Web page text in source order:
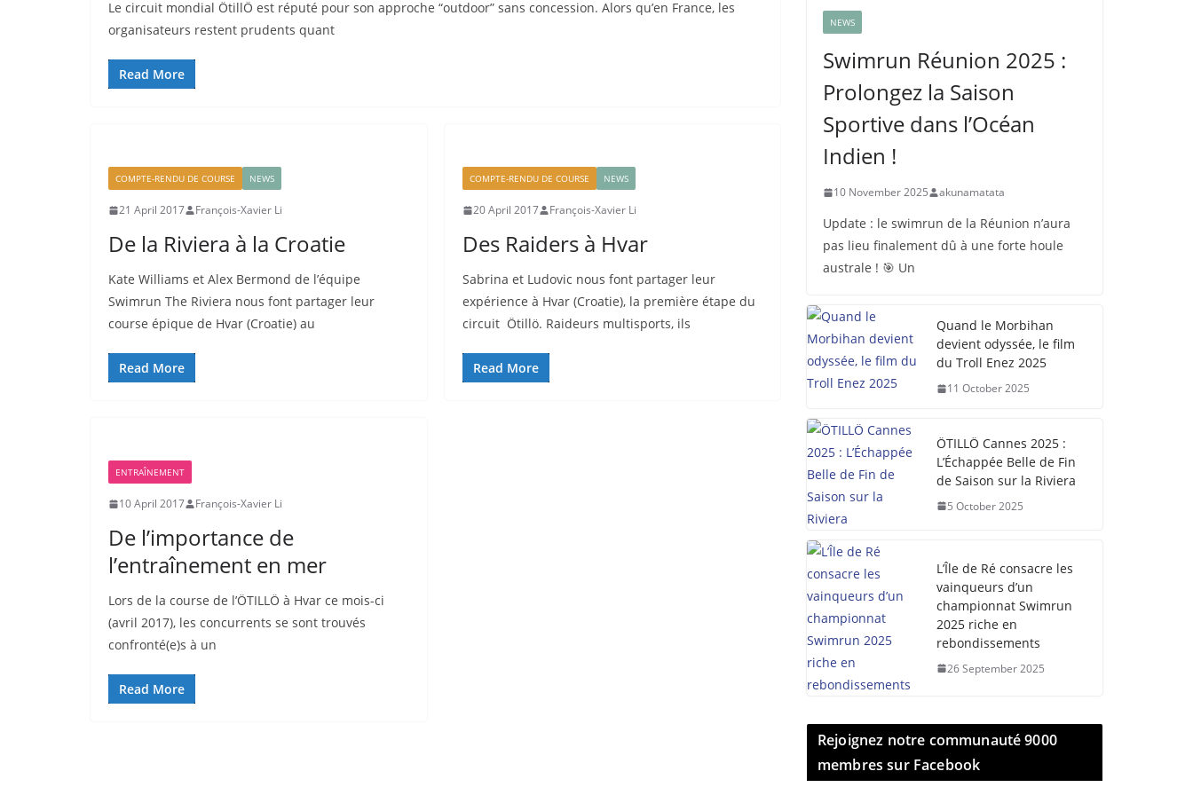
Le circuit mondial ÖtillÖ est réputé pour son approche “outdoor” sans concession. Alors qu’en France, les
organisateurs restent prudents quant
Read More
COMPTE-RENDU DE COURSE NEWS
21 April 2017 François-Xavier Li
De la Riviera à la Croatie
Kate Williams et Alex Bermond de l’équipe
Swimrun The Riviera nous font partager leur
course épique de Hvar (Croatie) au
Read More
COMPTE-RENDU DE COURSE NEWS
20 April 2017 François-Xavier Li
Des Raiders à Hvar
Sabrina et Ludovic nous font partager leur
expérience à Hvar (Croatie), la première étape du
circuit Ötillö. Raideurs multisports, ils
Read More
ENTRAÎNEMENT
10 April 2017 François-Xavier Li
De l’importance de
l’entraînement en mer
Lors de la course de l’ÖTILLÖ à Hvar ce mois-ci
(avril 2017), les concurrents se sont trouvés
confronté(e)s à un
Read More
NEWS
Swimrun Réunion 2025 :
Prolongez la Saison
Sportive dans l’Océan
Indien !
10 November 2025 akunamatata
Update : le swimrun de la Réunion n’aura
pas lieu finalement dû à une forte houle
australe ! 🎯 Un
Quand le Morbihan
devient odyssée, le film
du Troll Enez 2025
11 October 2025
ÖTILLÖ Cannes 2025 :
L’Échappée Belle de Fin
de Saison sur la Riviera
5 October 2025
L’Île de Ré consacre les
vainqueurs d’un
championnat Swimrun
2025 riche en
rebondissements
26 September 2025
Rejoignez notre communauté 9000
membres sur Facebook